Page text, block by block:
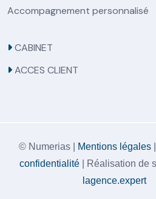
Accompagnement personnalisé
CABINET
ACCES CLIENT
© Numerias | Mentions légales|
confidentialité | Réalisation de
lagence.expert